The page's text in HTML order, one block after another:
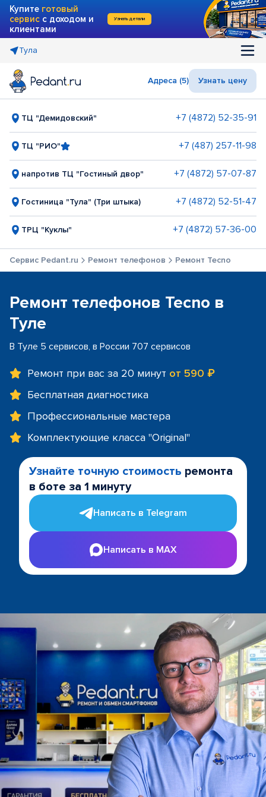
Купите готовый
сервис с доходом и
клиентами
Узнать детали
Тула
Адреса (5) Узнать цену
ТЦ "Демидовский" +7 (4872) 52-35-91
ТЦ "РИО" +7 (487) 257-11-98
напротив ТЦ "Гостиный двор" +7 (4872) 57-07-87
Гостиница "Тула" (Три штыка) +7 (4872) 52-51-47
ТРЦ "Куклы" +7 (4872) 57-36-00
Сервис Pedant.ru Ремонт телефонов Ремонт Tecno
Ремонт телефонов Tecno в
Туле
В Туле 5 сервисов, в России 707 сервисов
Ремонт при вас за 20 минут от 590 ₽
Бесплатная диагностика
Профессиональные мастера
Комплектующие класса "Original"
Узнайте точную стоимость ремонта
в боте за 1 минуту
Написать в Telegram
Написать в MAX